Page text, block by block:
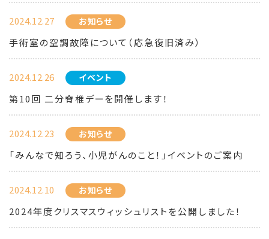
2024.12.27 お知らせ
手術室の空調故障について（応急復旧済み）
2024.12.26 イベント
第10回 二分脊椎デーを開催します！
2024.12.23 お知らせ
「みんなで知ろう、小児がんのこと！」イベントのご案内
2024.12.10 お知らせ
2024年度クリスマスウィッシュリストを公開しました！